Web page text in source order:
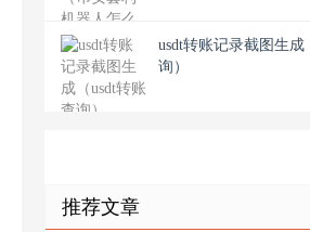
usdt转账记录截图生成
询）
推荐文章